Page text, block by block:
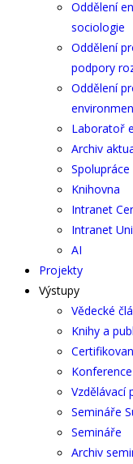
Oddělení
sociologie
Oddělení
podpory
Oddělení
Laboratoř
Archiv
Spolupráce
Knihovna
Intranet
Intranet
AI
Projekty
Výstupy
Vědecké
Knihy a
Konference
Vzdělávací
Semináře
Semináře
Archiv